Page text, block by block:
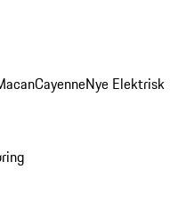
CayenneNye Elektrisk